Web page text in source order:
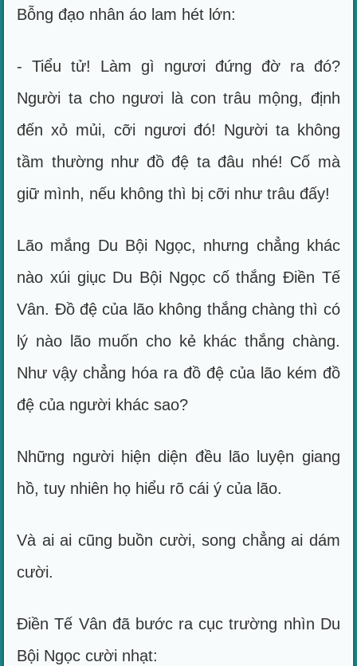
Bỗng đạo nhân áo lam hét lớn:
- Tiểu tử! Làm gì ngươi đứng đờ ra đó?
Người ta cho ngươi là con trâu mộng, định
đến xỏ mủi, cỡi ngươi đó! Người ta không
tầm thường như đồ đệ ta đâu nhé! Cố mà
giữ mình, nếu không thì bị cỡi như trâu đấy!
Lão mắng Du Bội Ngọc, nhưng chẳng khác
nào xúi giục Du Bội Ngọc cố thắng Điền Tế
Vân. Đồ đệ của lão không thắng chàng thì có
lý nào lão muốn cho kẻ khác thắng chàng.
Như vậy chẳng hóa ra đồ đệ của lão kém đồ
đệ của người khác sao?
Những người hiện diện đều lão luyện giang
hồ, tuy nhiên họ hiểu rõ cái ý của lão.
Và ai ai cũng buồn cười, song chẳng ai dám
cười.
Điền Tế Vân đã bước ra cục trường nhìn Du
Bội Ngọc cười nhạt: